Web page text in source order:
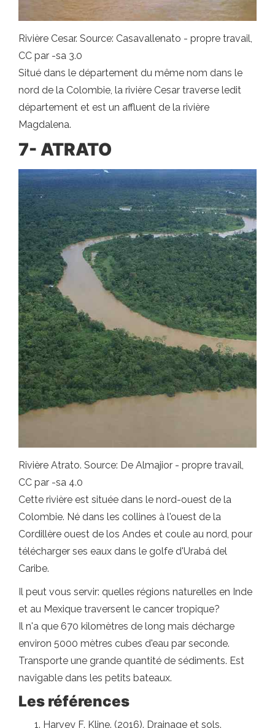
Rivière Cesar. Source: Casavallenato - propre travail,
CC par -sa 3.0
Situé dans le département du même nom dans le
nord de la Colombie, la rivière Cesar traverse ledit
département et est un affluent de la rivière
Magdalena.
7- ATRATO
Rivière Atrato. Source: De Almajior - propre travail,
CC par -sa 4.0
Cette rivière est située dans le nord-ouest de la
Colombie. Né dans les collines à l'ouest de la
Cordillère ouest de los Andes et coule au nord, pour
télécharger ses eaux dans le golfe d'Urabá del
Caribe.
Il peut vous servir: quelles régions naturelles en Inde
et au Mexique traversent le cancer tropique?
Il n'a que 670 kilomètres de long mais décharge
environ 5000 mètres cubes d'eau par seconde.
Transporte une grande quantité de sédiments. Est
navigable dans les petits bateaux.
Les références
Harvey F. Kline. (2016). Drainage et sols.